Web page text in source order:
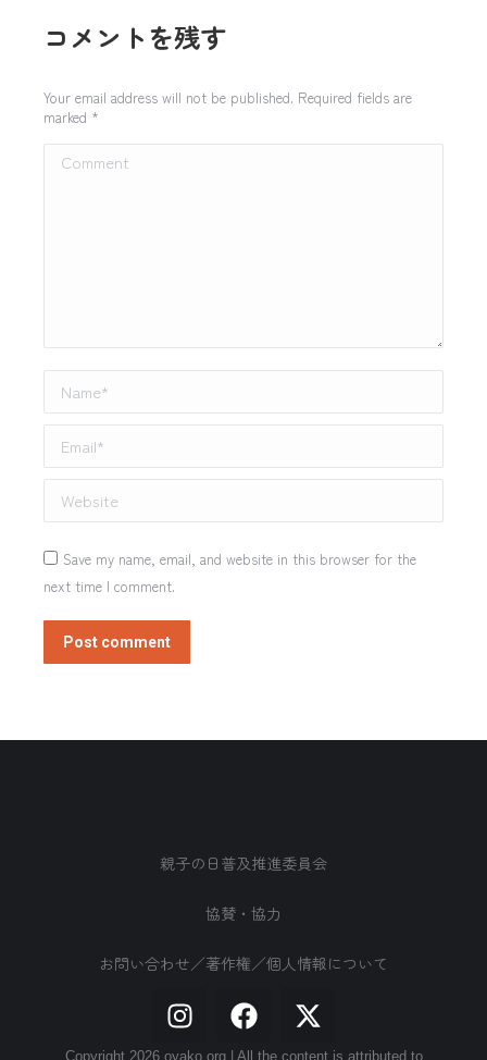
コメントを残す
Your email address will not be published. Required fields are
marked *
Comment
Name *
Email *
Website
Save my name, email, and website in this browser for the
next time I comment.
Post comment
親子の日普及推進委員会
協賛・協力
お問い合わせ／著作権／個人情報について
Copyright 2026 oyako.org | All the content is attributed to